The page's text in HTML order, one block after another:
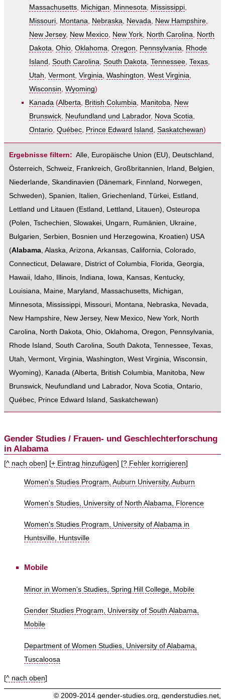
Massachusetts, Michigan, Minnesota, Mississippi,
Missouri, Montana, Nebraska, Nevada, New Hampshire,
New Jersey, New Mexico, New York, North Carolina, North
Dakota, Ohio, Oklahoma, Oregon, Pennsylvania, Rhode
Island , South Carolina, South Dakota, Tennessee, Texas,
Utah, Vermont, Virginia, Washington, West Virginia,
Wisconsin, Wyoming)
Kanada (Alberta, British Columbia, Manitoba, New
Brunswick, Neufundland und Labrador, Nova Scotia,
Ontario, Québec, Prince Edward Island , Saskatchewan)
Ergebnisse filtern: Alle, Europäische Union (EU), Deutschland ,
Österreich, Schweiz, Frankreich, Großbritannien, Irland , Belgien,
Niederlande, Skandinavien (Dänemark, Finnland , Norwegen,
Schweden), Spanien, Italien, Griechenland , Türkei, Estland,
Lettland und Litauen (Estland , Lettland , Litauen), Osteuropa
(Polen, Tschechien, Slowakei, Ungarn, Rumänien, Ukraine,
Bulgarien, Serbien, Bosnien und Herzegowina, Kroatien) USA
(Alabama, Alaska, Arizona, Arkansas, California, Colorado,
Connecticut, Delaware, District of Columbia, Florida, Georgia,
Hawaii, Idaho, Illinois, Indiana, Iowa, Kansas, Kentucky,
Louisiana, Maine, Maryland , Massachusetts, Michigan,
Minnesota, Mississippi, Missouri, Montana, Nebraska, Nevada,
New Hampshire, New Jersey, New Mexico, New York, North
Carolina, North Dakota, Ohio, Oklahoma, Oregon, Pennsylvania,
Rhode Island , South Carolina, South Dakota, Tennessee, Texas,
Utah, Vermont, Virginia, Washington, West Virginia, Wisconsin,
Wyoming), Kanada (Alberta, British Columbia, Manitoba, New
Brunswick, Neufundland und Labrador, Nova Scotia, Ontario,
Québec, Prince Edward Island , Saskatchewan)
Gender Studies / Frauen- und Geschlechterforschung
in Alabama
[^ nach oben] [+ Eintrag hinzufügen] [? Fehler korrigieren]
Women's Studies Program, Auburn University, Auburn
Women's Studies, University of North Alabama, Florence
Women's Studies Program, University of Alabama in
Huntsville, Huntsville
Mobile
Minor in Women's Studies, Spring Hill College, Mobile
Gender Studies Program, University of South Alabama,
Mobile
Department of Women Studies, University of Alabama,
Tuscaloosa
[^ nach oben]
© 2009-2014 gender-studies.org, genderstudies.net,